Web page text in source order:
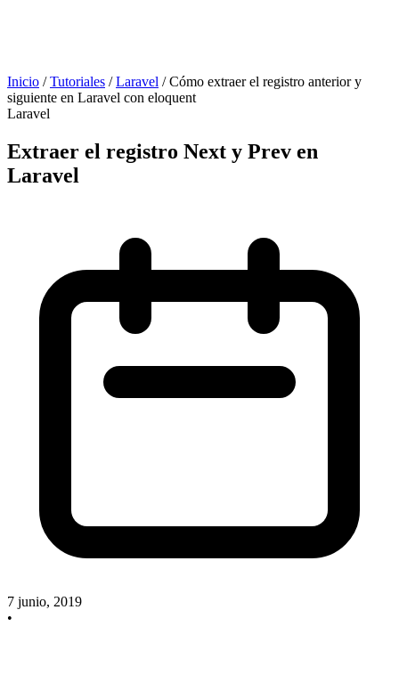
Inicio / Tutoriales / Laravel / Cómo extraer el registro anterior y
siguiente en Laravel con eloquent
Laravel
Extraer el registro Next y Prev en
Laravel
7 junio, 2019
•